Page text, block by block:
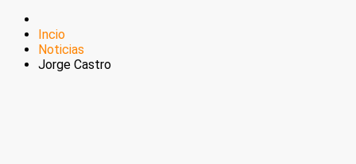
Incio
Noticias
Jorge Castro